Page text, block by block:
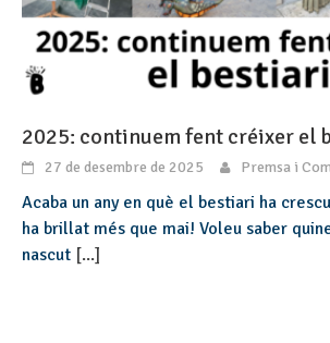
2025: continuem fent créixer el
27 de desembre de 2025 Premsa i
Acaba un any en què el bestiari ha
ha brillat més que mai! Voleu saber
nascut [...]